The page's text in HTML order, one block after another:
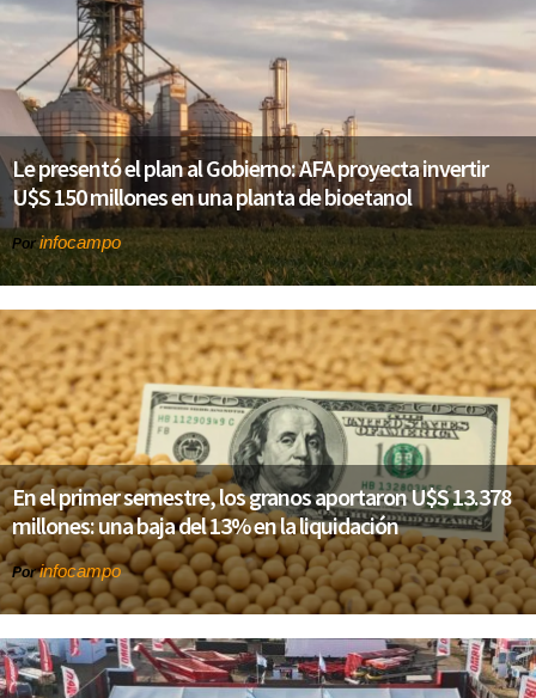
Le presentó el plan al Gobierno: AFA proyecta invertir
U$S 150 millones en una planta de bioetanol
Porinfocampo
En el primer semestre, los granos aportaron U$S 13.378
millones: una baja del 13% en la liquidación
Porinfocampo